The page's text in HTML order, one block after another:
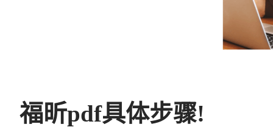
福昕pdf具体步骤!